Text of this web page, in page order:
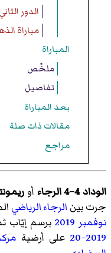
الدور الثاني
مباراة
المباراة
ملخّص
تفاصيل
بعد المباراة
مقالات ذات صلة
مراجع
الوداد 4–4 الرجاء أو
جرت بين الرجاء الرياضي
نوفمبر 2019 برسم إيّاب
2019–20
على أرضية